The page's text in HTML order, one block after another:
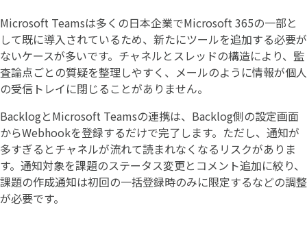
Microsoft Teamsは多くの日本企業でMicrosoft 365の一部と
して既に導入されているため、新たにツールを追加する必要が
ないケースが多いです。チャネルとスレッドの構造により、監
査論点ごとの質疑を整理しやすく、メールのように情報が個人
の受信トレイに閉じることがありません。
BacklogとMicrosoft Teamsの連携は、Backlog側の設定画面
からWebhookを登録するだけで完了します。ただし、通知が
多すぎるとチャネルが流れて読まれなくなるリスクがありま
す。通知対象を課題のステータス変更とコメント追加に絞り、
課題の作成通知は初回の一括登録時のみに限定するなどの調整
が必要です。